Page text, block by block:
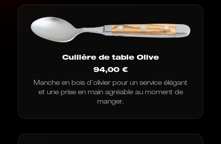
Cuillère de table Olive
94,00 €
Manche en bois d'olivier pour un service élégant
et une prise en main agréable au moment de
manger.